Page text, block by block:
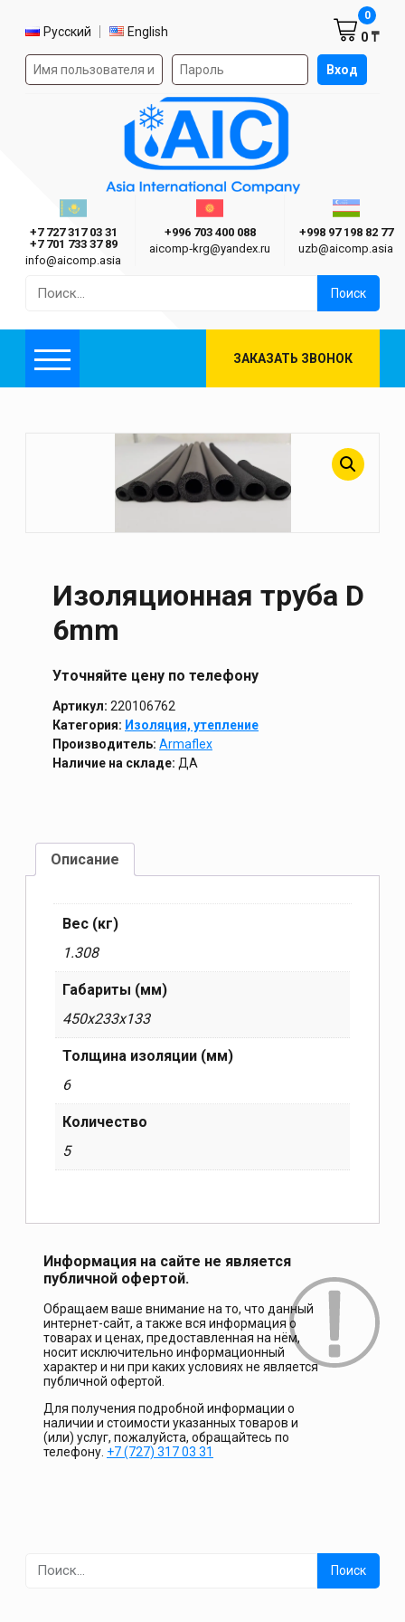
Выбор языка
Русский English
Форма авторизации на сайте Вход
0 ₸
0
Asia International Company
Казахстан г. Алматы
+7 727 317 03 31
+7 701 733 37 89
info@aicomp.asia
Киргизия г. Бишкек
+996 703 400 088
aicomp‑krg@yandex.ru
+998 97 198 82 77
uzb@aicomp.asia
Меню ЗАКАЗАТЬ ЗВОНОК
Изоляционная труба D
6mm
Уточняйте цену по телефону
Артикул: 220106762
Категория: Изоляция, утепление
Производитель: Armaflex
Наличие на складе: ДА
Описание
Вес (кг)
1.308
Габариты (мм)
450x233x133
Толщина изоляции (мм)
6
Количество
5
Информация на сайте не является
публичной офертой.
Обращаем ваше внимание на то, что данный
интернет-сайт, а также вся информация о
товарах и ценах, предоставленная на нём,
носит исключительно информационный
характер и ни при каких условиях не является
публичной офертой.
Для получения подробной информации о
наличии и стоимости указанных товаров и
(или) услуг, пожалуйста, обращайтесь по
телефону. +7 (727) 317 03 31
Найти: